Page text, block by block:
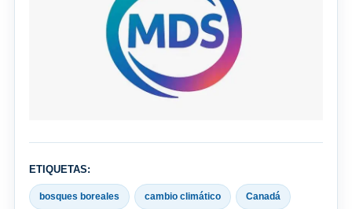
ETIQUETAS:
bosques boreales cambio climático Canadá